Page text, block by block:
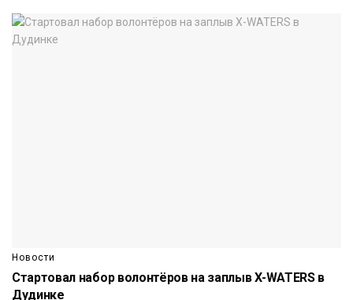
Новости
Стартовал набор волонтёров на заплыв X-WATERS в
Дудинке